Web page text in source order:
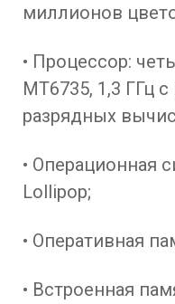
миллионов
• Процессор:
MT6735, 1,3 ГГц
разрядных
• Операционная
Lollipop;
• Оперативная
• Встроенная